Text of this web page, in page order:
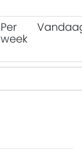
Per
week